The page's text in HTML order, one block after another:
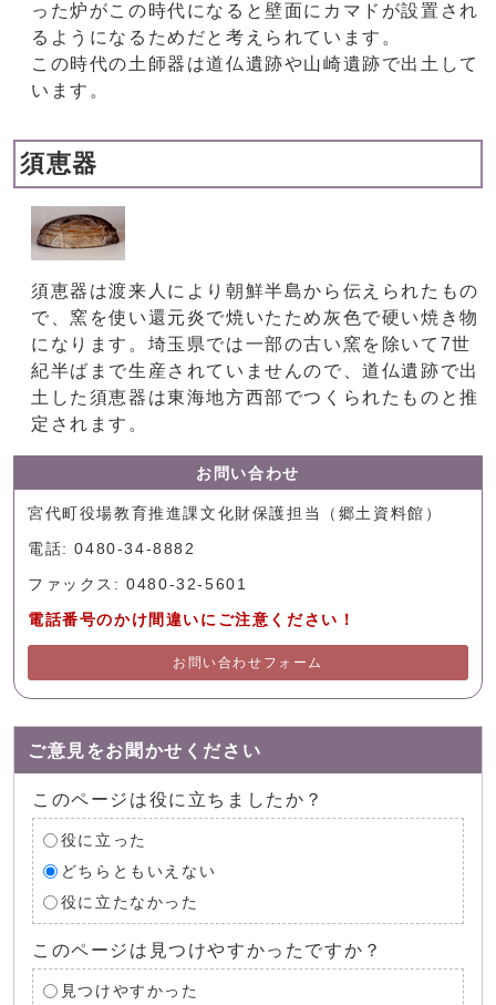
った炉がこの時代になると壁面にカマドが設置され
るようになるためだと考えられています。
この時代の土師器は道仏遺跡や山崎遺跡で出土して
います。
須恵器
須恵器は渡来人により朝鮮半島から伝えられたもの
で、窯を使い還元炎で焼いたため灰色で硬い焼き物
になります。埼玉県では一部の古い窯を除いて7世
紀半ばまで生産されていませんので、道仏遺跡で出
土した須恵器は東海地方西部でつくられたものと推
定されます。
お問い合わせ
宮代町役場教育推進課文化財保護担当（郷土資料館）
電話: 0480-34-8882
ファックス: 0480-32-5601
電話番号のかけ間違いにご注意ください！
お問い合わせフォーム
ご意見をお聞かせください
このページは役に立ちましたか？
役に立った
どちらともいえない
役に立たなかった
このページは見つけやすかったですか？
見つけやすかった